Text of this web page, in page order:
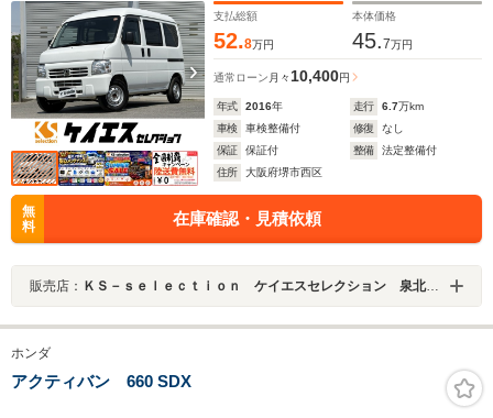
支払総額
52.8万円
本体価格
45.7万円
通常ローン 月々 10,400円
年式 2016年 走行 6.7万km
車検
車検整備付 修復
なし
保証
保証付 整備
法定整備付
住所
大阪府堺市西区
無
料
在庫確認・見積依頼
販売店： ＫＳ－ｓｅｌｅｃｔｉｏｎ ケイエスセレクション 泉北店 軽バン専門店
ホンダ
アクティバン 660 SDX